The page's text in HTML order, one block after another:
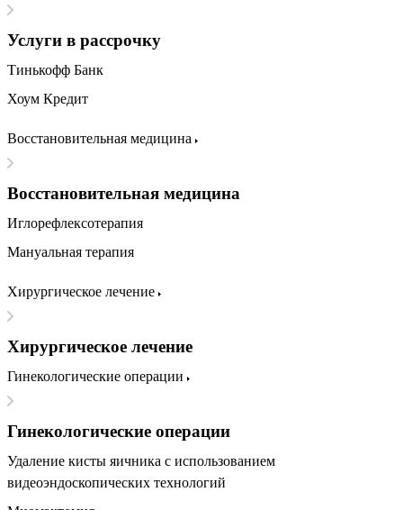
Услуги в рассрочку
Тинькофф Банк
Хоум Кредит
Восстановительная медицина
Восстановительная медицина
Иглорефлексотерапия
Мануальная терапия
Хирургическое лечение
Хирургическое лечение
Гинекологические операции
Гинекологические операции
Удаление кисты яичника с использованием
видеоэндоскопических технологий